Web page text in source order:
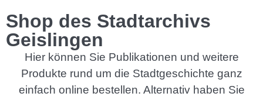
Shop des Stadtarchivs
Geislingen
Hier können Sie Publikationen und weitere
Produkte rund um die Stadtgeschichte ganz
einfach online bestellen. Alternativ haben Sie